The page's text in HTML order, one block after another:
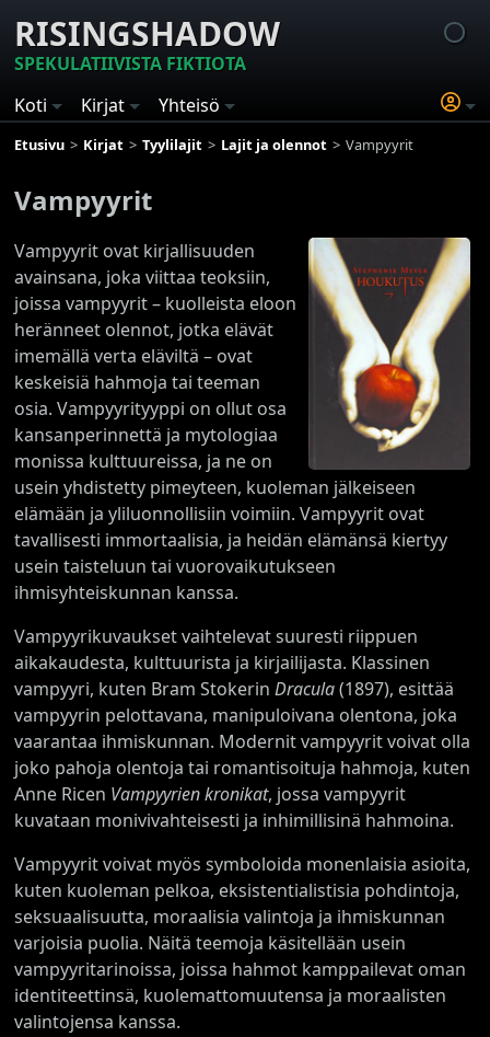
RISINGSHADOW
SPEKULATIIVISTA FIKTIOTA
Koti
Kirjat Yhteisö
Etusivu Kirjat Tyylilajit Lajit ja olennot Vampyyrit
Vampyyrit
Vampyyrit ovat kirjallisuuden
avainsana, joka viittaa teoksiin,
joissa vampyyrit – kuolleista eloon
heränneet olennot, jotka elävät
imemällä verta eläviltä – ovat
keskeisiä hahmoja tai teeman
osia. Vampyyrityyppi on ollut osa
kansanperinnettä ja mytologiaa
monissa kulttuureissa, ja ne on
usein yhdistetty pimeyteen, kuoleman jälkeiseen
elämään ja yliluonnollisiin voimiin. Vampyyrit ovat
tavallisesti immortaalisia, ja heidän elämänsä kiertyy
usein taisteluun tai vuorovaikutukseen
ihmisyhteiskunnan kanssa.
Vampyyrikuvaukset vaihtelevat suuresti riippuen
aikakaudesta, kulttuurista ja kirjailijasta. Klassinen
vampyyri, kuten Bram StokerinDracula(1897), esittää
vampyyrin pelottavana, manipuloivana olentona, joka
vaarantaa ihmiskunnan. Modernit vampyyrit voivat olla
joko pahoja olentoja tai romantisoituja hahmoja, kuten
Anne Ricen Vampyyrien kronikat, jossa vampyyrit
kuvataan monivivahteisesti ja inhimillisinä hahmoina.
Vampyyrit voivat myös symboloida monenlaisia asioita,
kuten kuoleman pelkoa, eksistentialistisia pohdintoja,
seksuaalisuutta, moraalisia valintoja ja ihmiskunnan
varjoisia puolia. Näitä teemoja käsitellään usein
vampyyritarinoissa, joissa hahmot kamppailevat oman
identiteettinsä, kuolemattomuutensa ja moraalisten
valintojensa kanssa.